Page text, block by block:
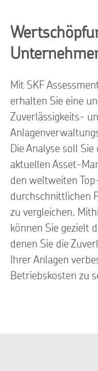
Mit SKF
erhalten Sie eine
Zuverlässigkeits-
Die Analyse soll
aktuellen Asset-
den weltweiten
durchschnittlichen
zu vergleichen.
können Sie gezielt
denen Sie die
Ihrer Anlagen
Betriebskosten zu